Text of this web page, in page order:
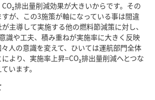
排出量削減効果が大きいからです。その
が、この3施策が軸になっている事は間違
主導して実施する他の燃料節減策に対し、
識や工夫、積み重ねが実施率に大きく反映
人の意識を変えて、ひいては運航部門全体
より、実施率上昇=CO₂排出量削減へとつな
います。